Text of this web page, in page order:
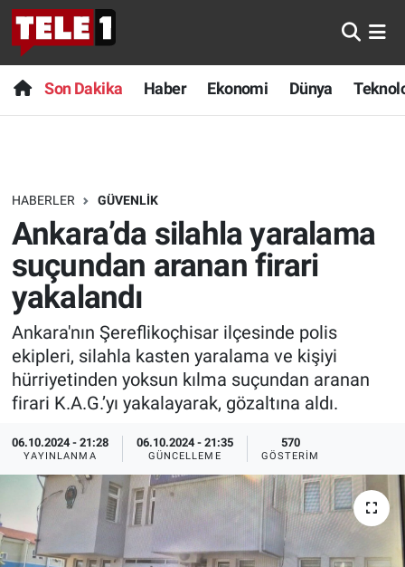
Son Dakika Haber Ekonomi Dünya
HABERLER GÜVENLIK
Ankara’da silahla yaralama
suçundan aranan firari
yakalandı
Ankara'nın Şereflikoçhisar ilçesinde polis
ekipleri, silahla kasten yaralama ve kişiyi
hürriyetinden yoksun kılma suçundan aranan
firari K.A.G.’yı yakalayarak, gözaltına aldı.
06.10.2024 - 21:28
YAYINLANMA
06.10.2024 - 21:35
GÜNCELLEME
570
GÖSTERIM
Anında Manşet
Başka Sohbetler
Bilim turu
Bilim ve Teknoloji Evreni
Doğa Konuşuyor
Dünya
Ege Saati
Ege'den Esintiler
Eğitim
Eğlence
Son Dakika
Haber
Dünya
Teknoloji
Sağlık
Spor
Yayın Akışı
İletişim
Nöbetçi Eczaneler
Hava Durumu
Trafik Durumu
Süper Lig Puan Durumu ve Fikstür
Tüm Manşetler
Son Dakika Haberleri
Haber Arşivi